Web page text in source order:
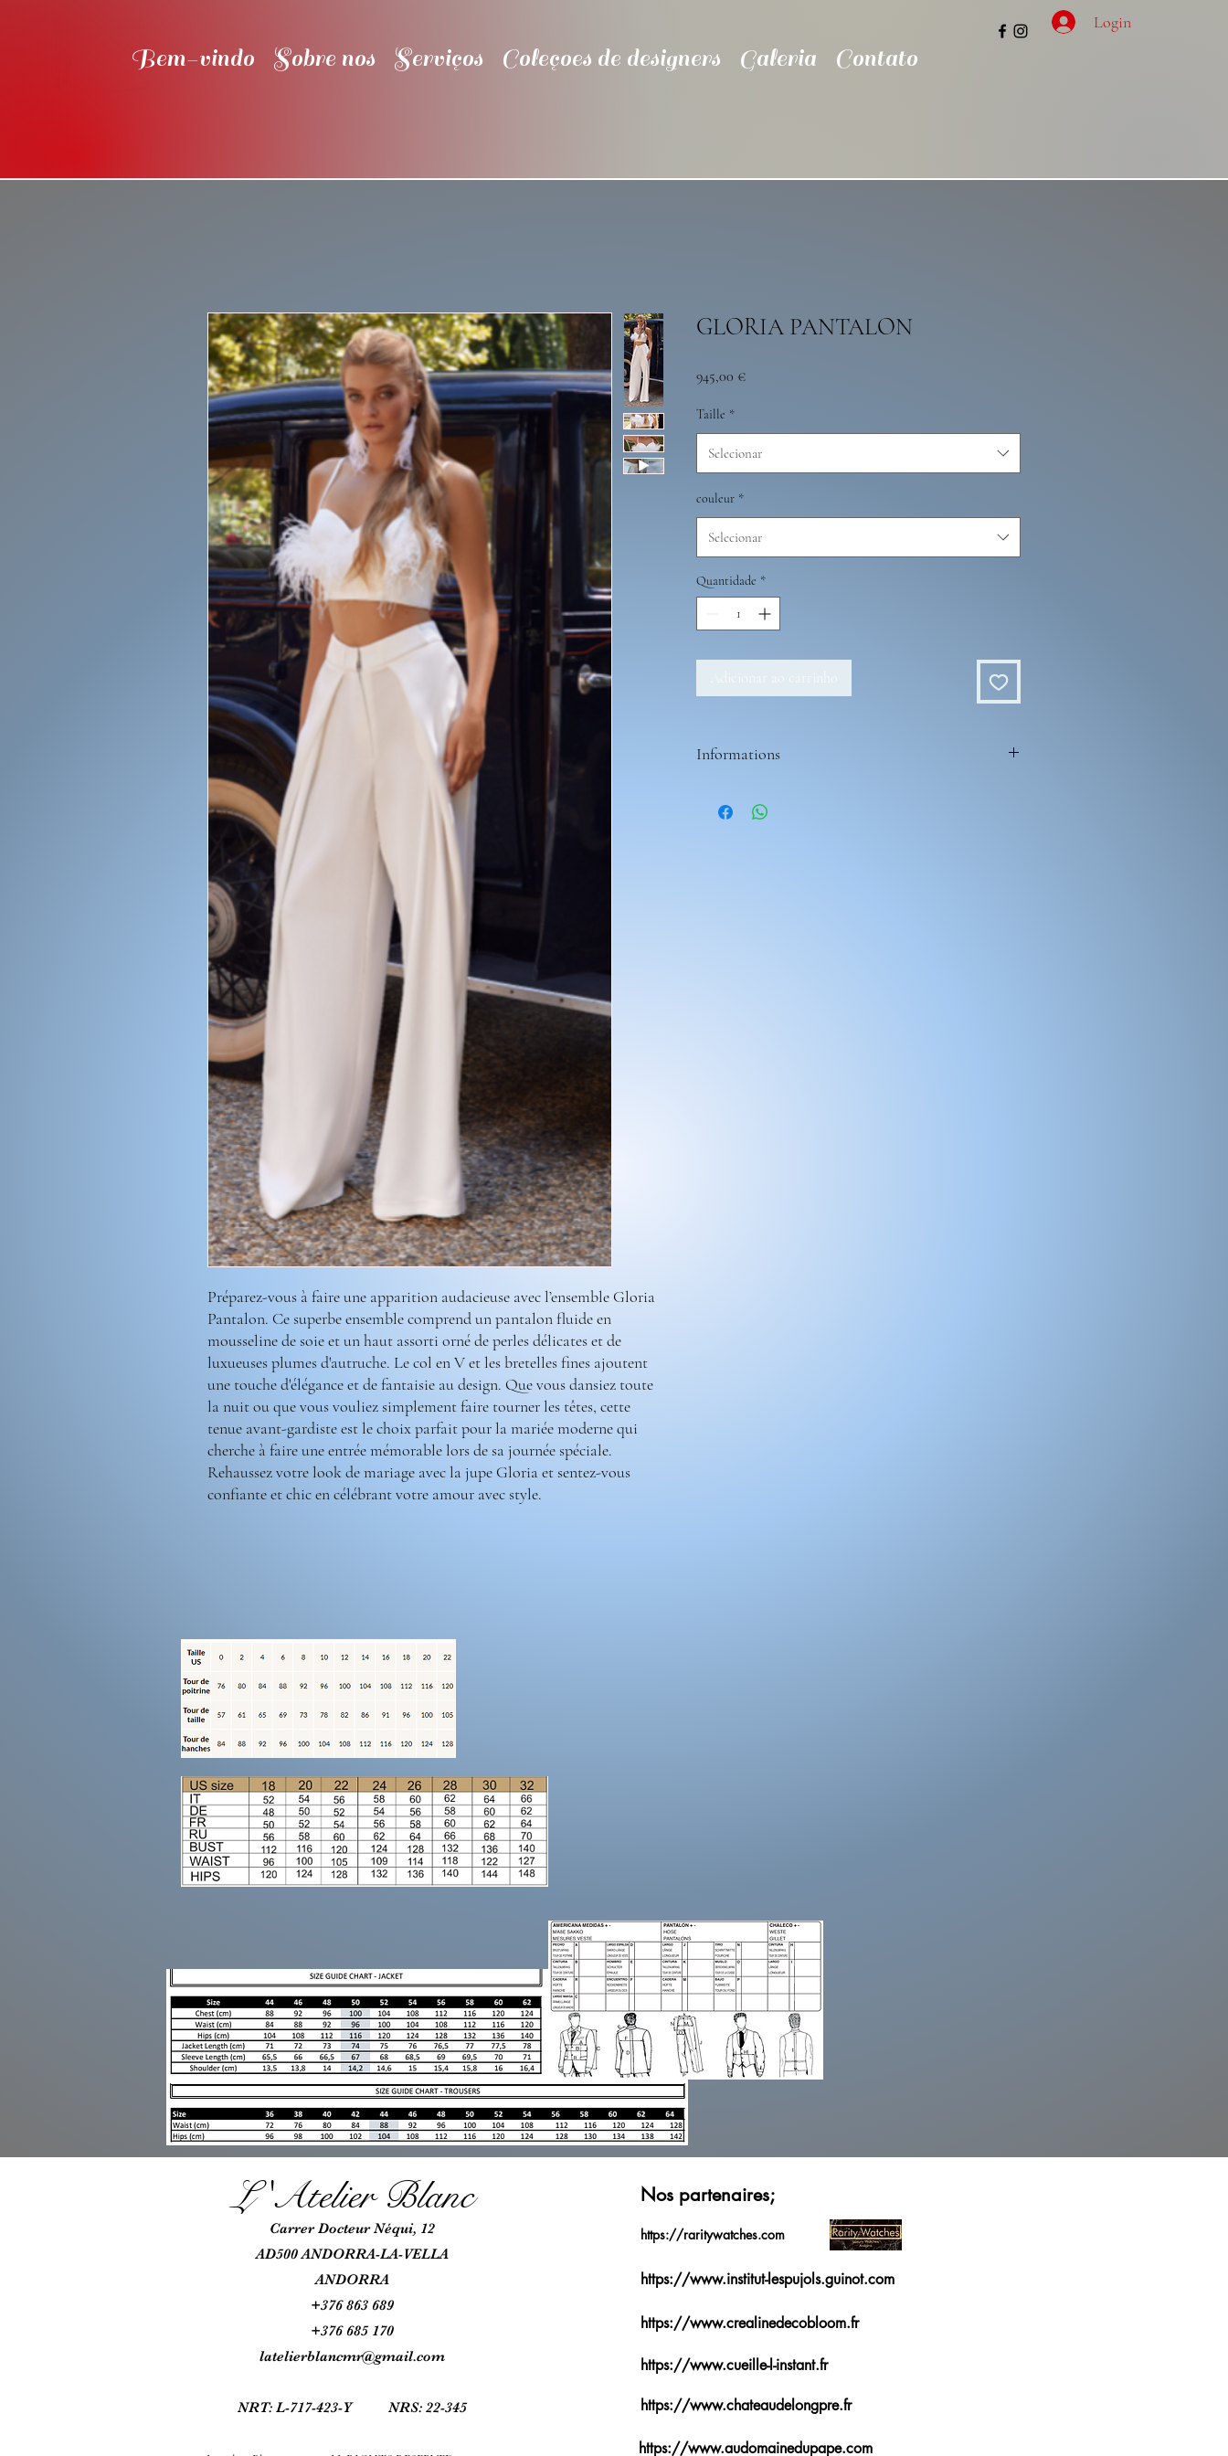
Bem-vindo Sobre nos Serviços Coleçoes de designers Galeria Contato
Login
Préparez-vous à faire une apparition audacieuse avec l’ensemble Gloria
Pantalon. Ce superbe ensemble comprend un pantalon fluide en
mousseline de soie et un haut assorti orné de perles délicates et de
luxueuses plumes d'autruche. Le col en V et les bretelles fines ajoutent
une touche d'élégance et de fantaisie au design. Que vous dansiez toute
la nuit ou que vous vouliez simplement faire tourner les têtes, cette
tenue avant-gardiste est le choix parfait pour la mariée moderne qui
cherche à faire une entrée mémorable lors de sa journée spéciale.
Rehaussez votre look de mariage avec la jupe Gloria et sentez-vous
confiante et chic en célébrant votre amour avec style.
GLORIA PANTALON
945,00 €Preço
Taille *
Selecionar
couleur *
Selecionar
Quantidade *
Adicionar ao carrinho
Informations
vous avez la possibilitée d'ajouter des éléments supplémentaires
L 'Atelier Blanc
Carrer Docteur Néqui, 12
AD500 ANDORRA-LA-VELLA
ANDORRA
+376 863 689
+376 685 170
latelierblancmr@gmail.com
NRT: L-717-423-Y NRS: 22-345
Nos partenaires;
https://raritywatches.com
https://www.institut-lespujols.guinot.com
https://www.crealinedecobloom.fr
https://www.cueille-l-instant.fr
https://www.chateaudelongpre.fr
https://www.audomainedupape.com